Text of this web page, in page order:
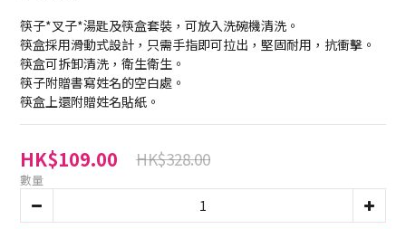
筷子*叉子*湯匙及筷盒套裝，可放入洗碗機清洗。
筷盒採用滑動式設計，只需手指即可拉出，堅固耐用，抗衝擊。
筷盒可拆卸清洗，衛生衛生。
筷子附贈書寫姓名的空白處。
筷盒上還附贈姓名貼紙。
HK$109.00 HK$328.00
數量